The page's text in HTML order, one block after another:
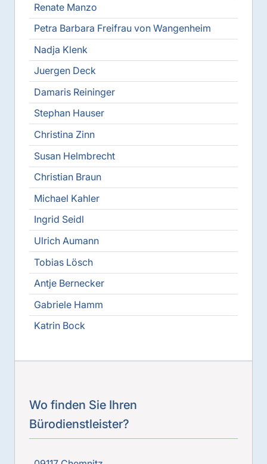
Renate Manzo
Petra Barbara Freifrau von Wangenheim
Nadja Klenk
Juergen Deck
Damaris Reininger
Stephan Hauser
Christina Zinn
Susan Helmbrecht
Christian Braun
Michael Kahler
Ingrid Seidl
Ulrich Aumann
Tobias Lösch
Antje Bernecker
Gabriele Hamm
Katrin Bock
Wo finden Sie Ihren
Bürodienstleister?